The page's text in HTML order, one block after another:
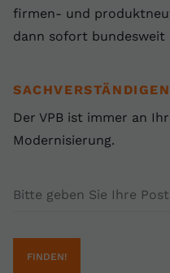
firmen- und
dann sofort bundesweit
Der VPB ist immer an
Modernisierung.
Postleitzahl
FINDEN!